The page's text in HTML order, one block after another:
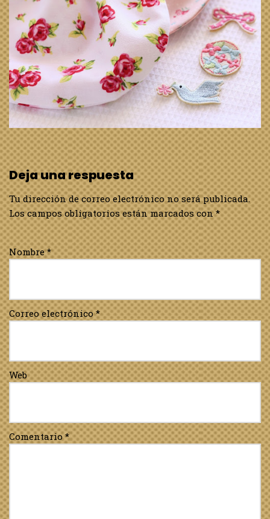
Deja una respuesta
Tu dirección de correo electrónico no será publicada.
Los campos obligatorios están marcados con*
Nombre*
Correo electrónico*
Web
Comentario*